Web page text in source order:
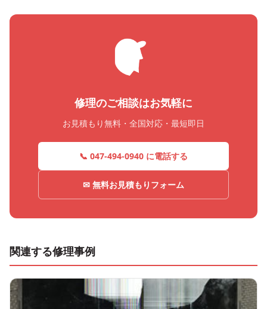
修理のご相談はお気軽に
お見積もり無料・全国対応・最短即日
📞 047-494-0940 に電話する
✉ 無料お見積もりフォーム
関連する修理事例